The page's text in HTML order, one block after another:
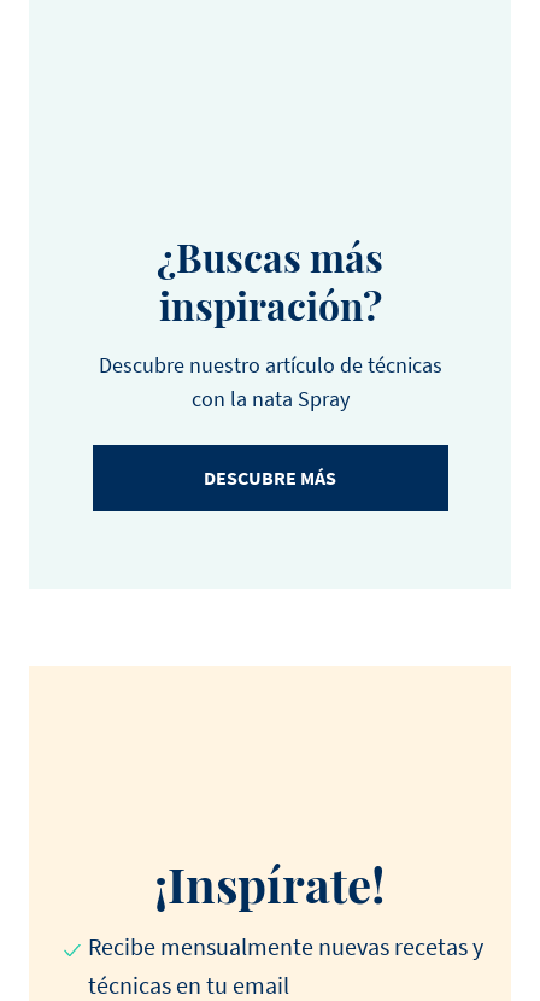
¿Buscas más
inspiración?
Descubre nuestro artículo de técnicas
con la nata Spray
DESCUBRE MÁS
¡Inspírate!
Recibe mensualmente nuevas recetas y
técnicas en tu email